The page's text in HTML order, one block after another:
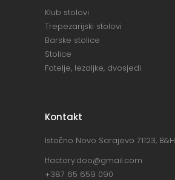
Klub stolovi
Trepezarijski stolovi
Barske stolice
Stolice
Fotelje, lezaljke, dvosjedi
Kontakt
Istočno Novo Sarajevo 71123, B&H
tfactory.doo@gmail.com
+387 65 659 090